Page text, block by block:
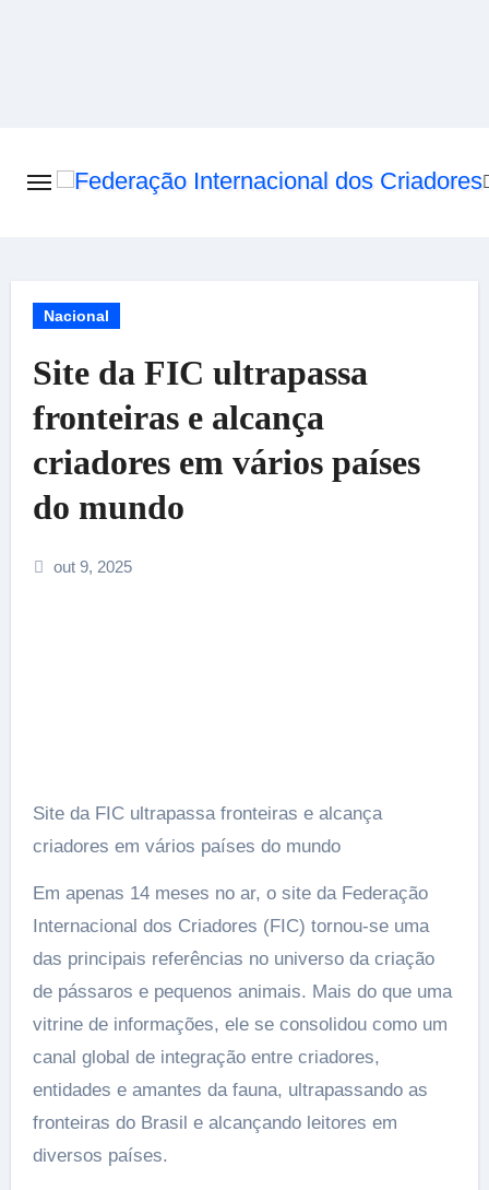
Nacional
Site da FIC ultrapassa
fronteiras e alcança
criadores em vários países
do mundo
out 9, 2025
Site da FIC ultrapassa fronteiras e alcança
criadores em vários países do mundo
Em apenas 14 meses no ar, o site da Federação
Internacional dos Criadores (FIC) tornou-se uma
das principais referências no universo da criação
de pássaros e pequenos animais. Mais do que uma
vitrine de informações, ele se consolidou como um
canal global de integração entre criadores,
entidades e amantes da fauna, ultrapassando as
fronteiras do Brasil e alcançando leitores em
diversos países.